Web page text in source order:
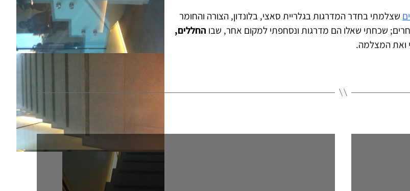
שצלמתי בחדר המדרגות בגלריית סאצי, בלונדון, הצורה והחומר
שכחתי שאלו הם מדרגות ונסחפתי למקום אחר, שבו החללים,
ואת המצלמה.